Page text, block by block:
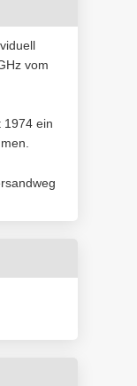
vom
1974 ein